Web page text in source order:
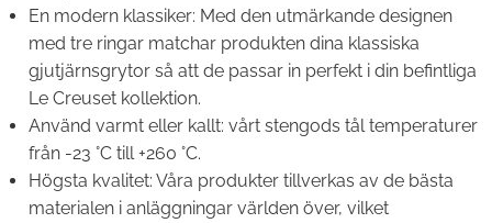
En modern klassiker: Med den utmärkande designen
med tre ringar matchar produkten dina klassiska
gjutjärnsgrytor så att de passar in perfekt i din befintliga
Le Creuset kollektion.
Använd varmt eller kallt: vårt stengods tål temperaturer
från -23 °C till +260 °C.
Högsta kvalitet: Våra produkter tillverkas av de bästa
materialen i anläggningar världen över, vilket